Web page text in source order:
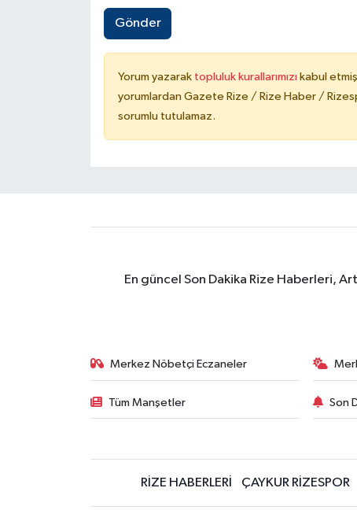
Gönder
Yorum yazarak topluluk kurallarımızı kabul
yorumlardan Gazete Rize / Rize Haber /
sorumlu tutulamaz.
En güncel Son Dakika Rize Haberleri,
Merkez Nöbetçi Eczaneler
Tüm Manşetler Son
RİZE HABERLERİ ÇAYKUR RİZESPOR